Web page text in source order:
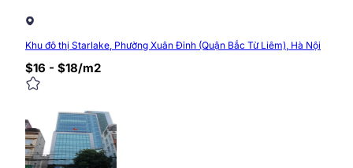
Khu đô thị Starlake, Phường Xuân Đỉnh (Quận Bắc Từ Liêm), Hà Nội
$16 - $18/m2